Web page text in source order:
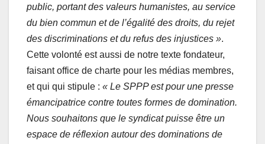
public, portant des valeurs humanistes, au service
du bien commun et de l’égalité des droits, du rejet
des discriminations et du refus des injustices ».
Cette volonté est aussi de notre texte fondateur,
faisant office de charte pour les médias membres,
et qui qui stipule : « Le SPPP est pour une presse
émancipatrice contre toutes formes de domination.
Nous souhaitons que le syndicat puisse être un
espace de réflexion autour des dominations de